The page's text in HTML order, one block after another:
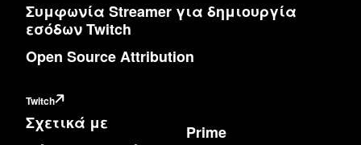
Συμφωνία Streamer για δημιουργία
εσόδων Twitch
Open Source Attribution
Twitch
Σχετικά με
Prime